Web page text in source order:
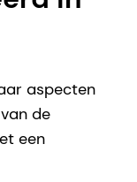
aspecten
de
een